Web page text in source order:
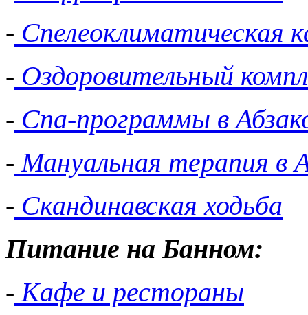
- Спелеоклиматическая
- Оздоровительный
- Спа-программы в
- Мануальная терапия в
- Скандинавская ходьба
Питание на Банном:
- Кафе и рестораны